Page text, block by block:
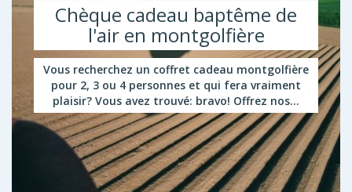
Chèque cadeau baptême de
l'air en montgolfière
Vous recherchez un coffret cadeau montgolfière
pour 2, 3 ou 4 personnes et qui fera vraiment
plaisir? Vous avez trouvé: bravo! Offrez nos...